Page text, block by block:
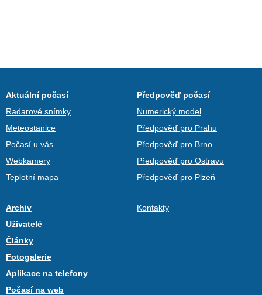
Aktuální počasí
Radarové snímky
Meteostanice
Počasí u vás
Webkamery
Teplotní mapa
Předpověď počasí
Numerický model
Předpověď pro Prahu
Předpověď pro Brno
Předpověď pro Ostravu
Předpověď pro Plzeň
Archiv
Uživatelé
Články
Fotogalerie
Aplikace na telefony
Počasí na web
Kontakty